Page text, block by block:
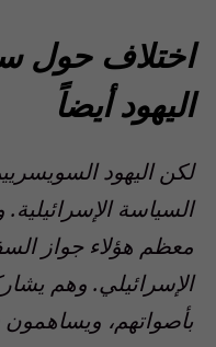
اختلاف حول
اليهود أيضاً
لكن اليهود
السياسة
معظم هؤلاء جواز
الإسرائيلي. وهم
بأصواتهم،